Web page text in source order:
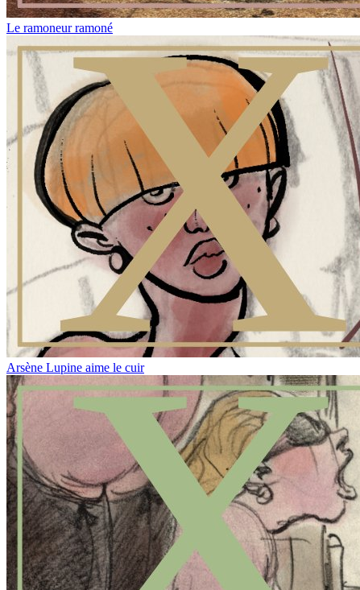
Le ramoneur ramoné
Arsène Lupine aime le cuir